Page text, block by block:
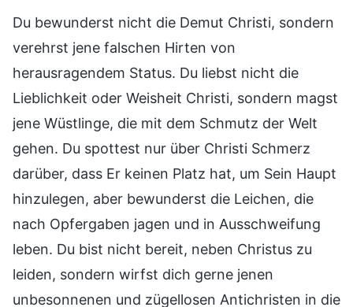
Du bewunderst nicht die Demut Christi, sondern
verehrst jene falschen Hirten von
herausragendem Status. Du liebst nicht die
Lieblichkeit oder Weisheit Christi, sondern magst
jene Wüstlinge, die mit dem Schmutz der Welt
gehen. Du spottest nur über Christi Schmerz
darüber, dass Er keinen Platz hat, um Sein Haupt
hinzulegen, aber bewunderst die Leichen, die
nach Opfergaben jagen und in Ausschweifung
leben. Du bist nicht bereit, neben Christus zu
leiden, sondern wirfst dich gerne jenen
unbesonnenen und zügellosen Antichristen in die